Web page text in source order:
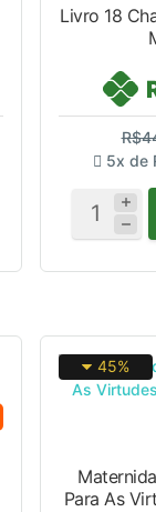
Livro 18
5x de
45%
Para As